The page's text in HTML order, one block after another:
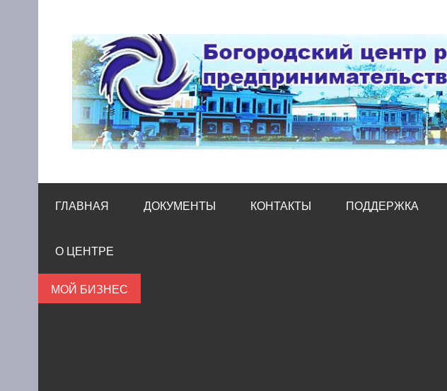
ГЛАВНАЯ ДОКУМЕНТЫ КОНТАКТЫ ПОДДЕРЖКА
О ЦЕНТРЕ
МОЙ БИЗНЕС